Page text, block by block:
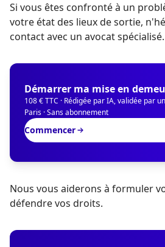
Si vous êtes confronté à un
votre état des lieux de sortie,
contact avec un avocat spécialisé.
Démarrer ma mise en
108 € TTC · Rédigée par IA, validée par
Paris · Sans abonnement
Commencer
Nous vous aiderons à formuler
défendre vos droits.